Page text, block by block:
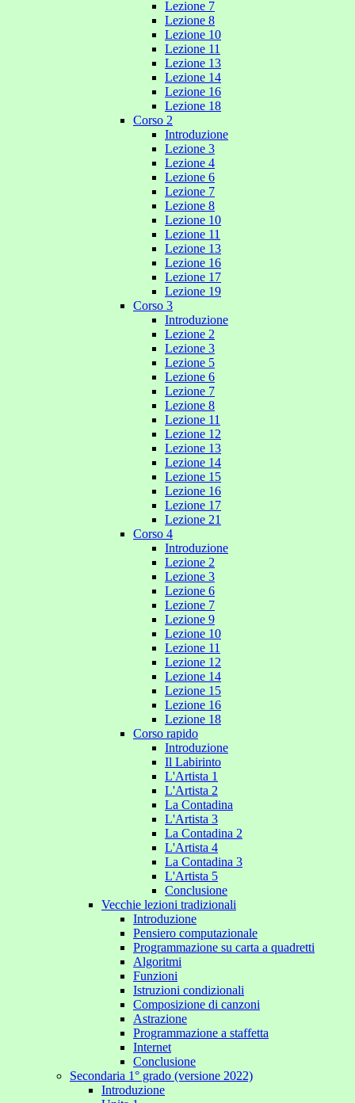
Lezione 7
Lezione 8
Lezione 10
Lezione 11
Lezione 13
Lezione 14
Lezione 16
Lezione 18
Corso 2
Introduzione
Lezione 3
Lezione 4
Lezione 6
Lezione 7
Lezione 8
Lezione 10
Lezione 11
Lezione 13
Lezione 16
Lezione 17
Lezione 19
Corso 3
Introduzione
Lezione 2
Lezione 3
Lezione 5
Lezione 6
Lezione 7
Lezione 8
Lezione 11
Lezione 12
Lezione 13
Lezione 14
Lezione 15
Lezione 16
Lezione 17
Lezione 21
Corso 4
Introduzione
Lezione 2
Lezione 3
Lezione 6
Lezione 7
Lezione 9
Lezione 10
Lezione 11
Lezione 12
Lezione 14
Lezione 15
Lezione 16
Lezione 18
Corso rapido
Introduzione
Il Labirinto
L'Artista 1
L'Artista 2
La Contadina
L'Artista 3
La Contadina 2
L'Artista 4
La Contadina 3
L'Artista 5
Conclusione
Vecchie lezioni tradizionali
Introduzione
Pensiero computazionale
Programmazione su carta a quadretti
Algoritmi
Funzioni
Istruzioni condizionali
Composizione di canzoni
Astrazione
Programmazione a staffetta
Internet
Conclusione
Secondaria 1° grado (versione 2022)
Introduzione